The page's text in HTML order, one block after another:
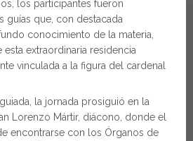
los participantes fueron
guías que, con destacada
conocimiento de la materia,
extraordinaria residencia
vinculada a la figura del cardenal
la jornada prosiguió en la
Lorenzo Mártir, diácono, donde el
encontrarse con los Órganos de